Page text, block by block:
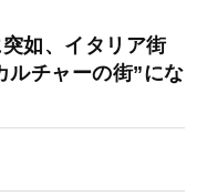
如、イタリア街
ルチャーの街”にな